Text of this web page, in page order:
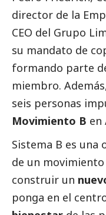
director de la
CEO del Grupo
su mandato de
formando parte
miembro.
seis personas
Movimiento B en
Sistema B es una
de un
construir un
ponga en el